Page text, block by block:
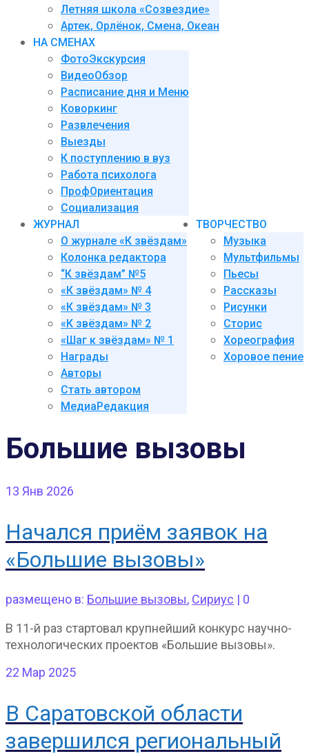
Летняя школа «Созвездие»
Артек, Орлёнок, Смена, Океан
НА СМЕНАХ
ФотоЭкскурсия
ВидеоОбзор
Расписание дня и Меню
Коворкинг
Развлечения
Выезды
К поступлению в вуз
Работа психолога
ПрофОриентация
Социализация
ЖУРНАЛ
О журнале «К звёздам»
Колонка редактора
“К звёздам” №5
«К звёздам» № 4
«К звёздам» № 3
«К звёздам» № 2
«Шаг к звёздам» № 1
Награды
Авторы
Стать автором
МедиаРедакция
ТВОРЧЕСТВО
Музыка
Мультфильмы
Пьесы
Рассказы
Рисунки
Сторис
Хореография
Хоровое пение
Большие вызовы
13 Янв 2026
Начался приём заявок на
«Большие вызовы»
размещено в: Большие вызовы, Сириус | 0
В 11-й раз стартовал крупнейший конкурс научно-
технологических проектов «Большие вызовы».
22 Мар 2025
В Саратовской области
завершился региональный